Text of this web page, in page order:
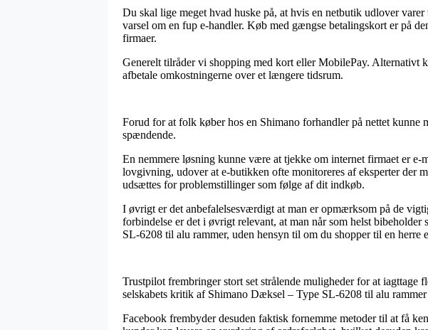
Du skal lige meget hvad huske på, at hvis en netbutik udlover
varsel om en fup e-handler. Køb med gængse betalingskort er på
firmaer.
Generelt tilråder vi shopping med kort eller MobilePay. Alternativt
afbetale omkostningerne over et længere tidsrum.
Forud for at folk køber hos en Shimano forhandler på nettet kunne
spændende.
En nemmere løsning kunne være at tjekke om internet firmaet er
lovgivning, udover at e-butikken ofte monitoreres af eksperter der
udsættes for problemstillinger som følge af dit indkøb.
I øvrigt er det anbefalelsesværdigt at man er opmærksom på de
forbindelse er det i øvrigt relevant, at man når som helst
SL-6208 til alu rammer, uden hensyn til om du shopper til en herre
Trustpilot frembringer stort set strålende muligheder for at iagttage
selskabets kritik af Shimano Dæksel – Type SL-6208 til alu
Facebook frembyder desuden faktisk fornemme metoder til at få